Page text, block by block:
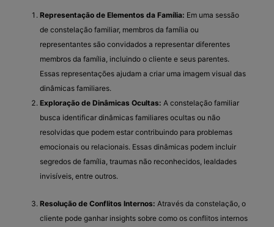
Representação de Elementos da Família: Em uma sessão
de constelação familiar, membros da família ou
representantes são convidados a representar diferentes
membros da família, incluindo o cliente e seus parentes.
Essas representações ajudam a criar uma imagem visual das
dinâmicas familiares.
Exploração de Dinâmicas Ocultas: A constelação familiar
busca identificar dinâmicas familiares ocultas ou não
resolvidas que podem estar contribuindo para problemas
emocionais ou relacionais. Essas dinâmicas podem incluir
segredos de família, traumas não reconhecidos, lealdades
invisíveis, entre outros.
Resolução de Conflitos Internos: Através da constelação, o
cliente pode ganhar insights sobre como os conflitos internos